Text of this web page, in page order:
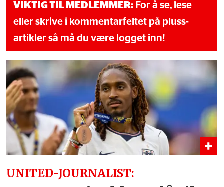
VIKTIG TIL MEDLEMMER: For å se, lese
eller skrive i kommentarfeltet på pluss-
artikler så må du være logget inn!
UNITED-JOURNALIST: